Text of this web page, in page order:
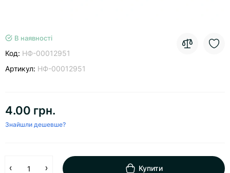
В наявності
Код: НФ-00012951
Артикул: НФ-00012951
4.00 грн.
Знайшли дешевше?
Купити